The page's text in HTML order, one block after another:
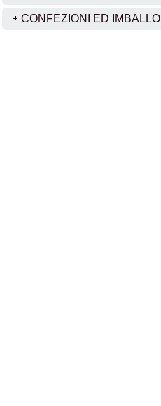
CONFEZIONI ED IMBALLO